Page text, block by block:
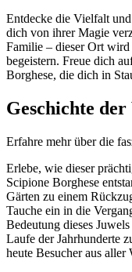
Entdecke die Vielfalt
dich von ihrer Magie
Familie – dieser Ort
begeistern. Freue dich
Borghese, die dich in
Geschichte
Erfahre mehr über die
Erlebe, wie dieser
Scipione Borghese
Gärten zu einem
Tauche ein in die
Bedeutung dieses
Laufe der Jahrhunderte
heute Besucher aus aller